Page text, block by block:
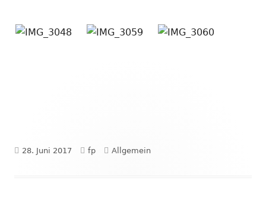
Veröffentlicht
28. Juni 2017 Autor
fp Kategorien
Allgemein